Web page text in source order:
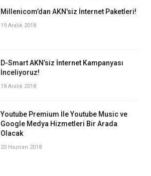
Millenicom’dan AKN’siz İnternet Paketleri!
19 Aralık 2018
D-Smart AKN’siz İnternet Kampanyası
İnceliyoruz!
18 Aralık 2018
Youtube Premium İle Youtube Music ve
Google Medya Hizmetleri Bir Arada
Olacak
20 Haziran 2018